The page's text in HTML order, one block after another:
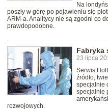
Na
poszły w górę po pojawieniu się
ARM-a. Analitycy nie są zgodni co
prawdopodobne.
Fabryka
23 lipca
Serwis
źródło,
specjalnie
specjalnie
rozwojowych.